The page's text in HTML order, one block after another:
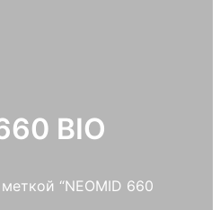
BIO
“NEOMID 660